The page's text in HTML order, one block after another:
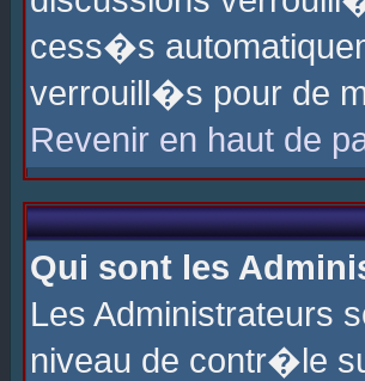
cess�s
verrouill�s pour de
Revenir en haut de
Qui sont les
Les Administrateurs
niveau de contr�le